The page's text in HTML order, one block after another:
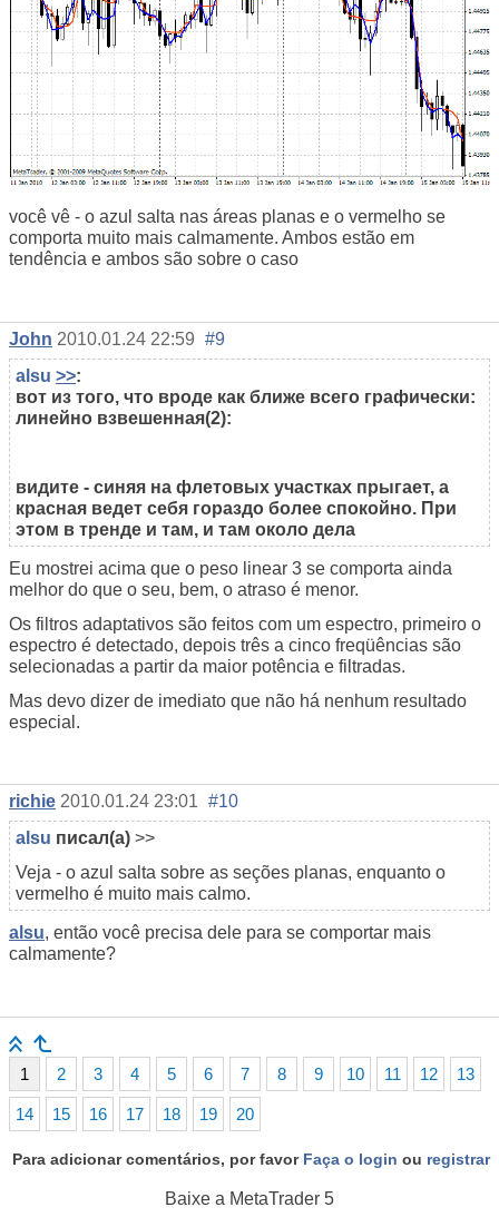
você vê - o azul salta nas áreas planas e o vermelho se
comporta muito mais calmamente. Ambos estão em
tendência e ambos são sobre o caso
John 2010.01.24 22:59 #9
alsu >>:
вот из того, что вроде как ближе всего графически:
линейно взвешенная(2):
видите - синяя на флетовых участках прыгает, а
красная ведет себя гораздо более спокойно. При
этом в тренде и там, и там около дела
Eu mostrei acima que o peso linear 3 se comporta ainda
melhor do que o seu, bem, o atraso é menor.
Os filtros adaptativos são feitos com um espectro, primeiro o
espectro é detectado, depois três a cinco freqüências são
selecionadas a partir da maior potência e filtradas.
Mas devo dizer de imediato que não há nenhum resultado
especial.
richie 2010.01.24 23:01 #10
alsu писал(а) >>
Veja - o azul salta sobre as seções planas, enquanto o
vermelho é muito mais calmo.
alsu, então você precisa dele para se comportar mais
calmamente?
1 2 3 4 5 6 7 8 9 10 11 12 13
14 15 16 17 18 19 20
Para adicionar comentários, por favor Faça o login ou registrar
Baixe a MetaTrader 5